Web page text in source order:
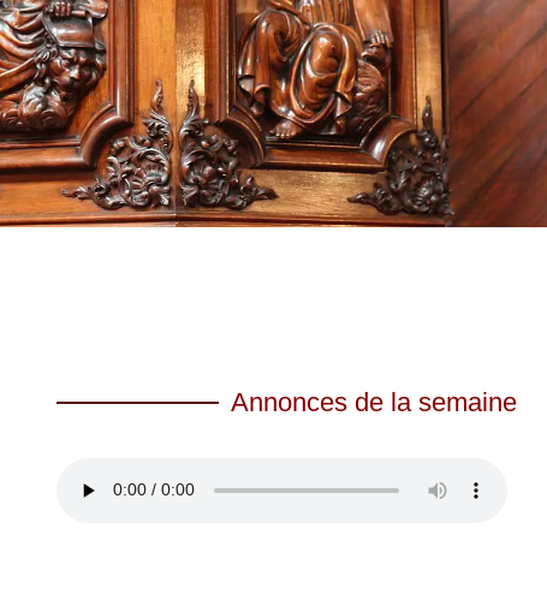
Annonces de la semaine